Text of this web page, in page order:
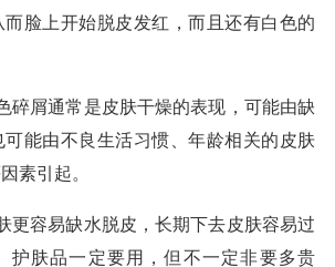
脸上开始脱皮发红，而且还有白色的
碎屑通常是皮肤干燥的表现，可能由缺
能由不良生活习惯、年龄相关的皮肤
素引起。
更容易缺水脱皮，长期下去皮肤容易过
护肤品一定要用，但不一定非要多贵